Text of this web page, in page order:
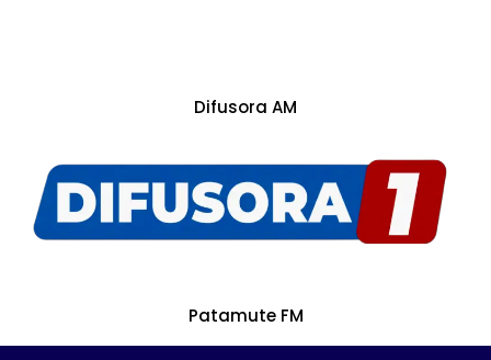
Difusora AM
Patamute FM